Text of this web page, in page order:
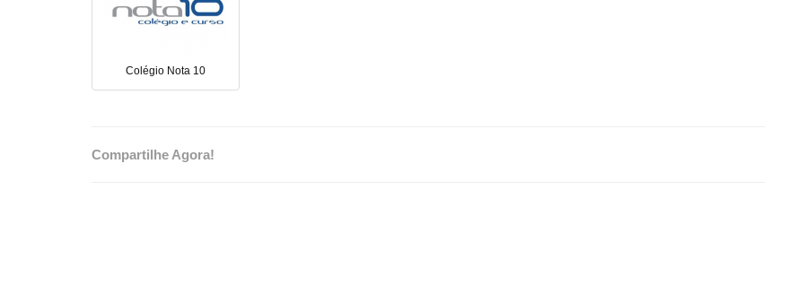
Colégio Nota 10
Compartilhe Agora!